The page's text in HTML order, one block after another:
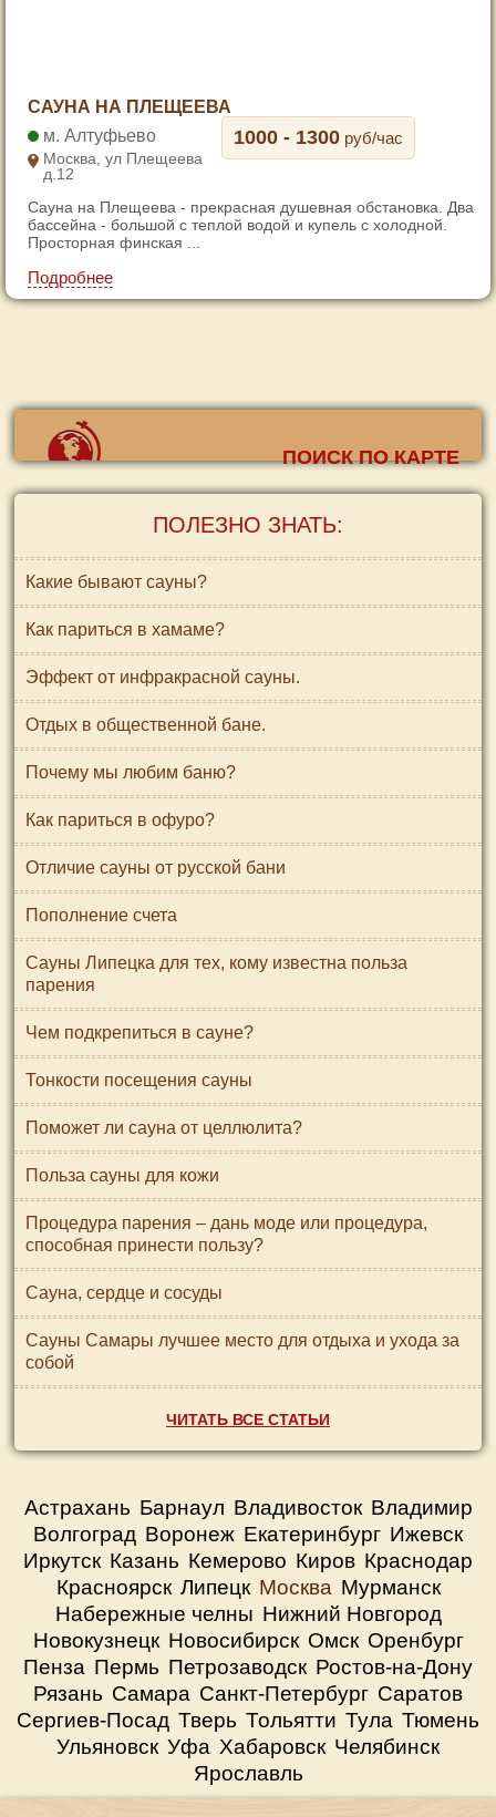
САУНА НА ПЛЕЩЕЕВА
Алтуфьево
Москва, ул Плещеева
д.12
1000 - 1300 руб/час
Сауна на Плещеева - прекрасная душевная обстановка. Два
бассейна - большой с теплой водой и купель с холодной.
Просторная финская ...
Подробнее
ПОИСК ПО КАРТЕ
ПОЛЕЗНО ЗНАТЬ:
Какие бывают сауны?
Как париться в хамаме?
Эффект от инфракрасной сауны.
Отдых в общественной бане.
Почему мы любим баню?
Как париться в офуро?
Отличие сауны от русской бани
Пополнение счета
Сауны Липецка для тех, кому известна польза
парения
Чем подкрепиться в сауне?
Тонкости посещения сауны
Поможет ли сауна от целлюлита?
Польза сауны для кожи
Процедура парения – дань моде или процедура,
способная принести пользу?
Сауна, сердце и сосуды
Сауны Самары лучшее место для отдыха и ухода за
собой
ЧИТАТЬ ВСЕ СТАТЬИ
Астрахань Барнаул Владивосток Владимир
Волгоград Воронеж Екатеринбург Ижевск
Иркутск Казань Кемерово Киров Краснодар
Красноярск Липецк Москва Мурманск
Набережные челны Нижний Новгород
Новокузнецк Новосибирск Омск Оренбург
Пенза Пермь Петрозаводск Ростов-на-Дону
Рязань Самара Санкт-Петербург Саратов
Сергиев-Посад Тверь Тольятти Тула Тюмень
Ульяновск Уфа Хабаровск Челябинск
Ярославль